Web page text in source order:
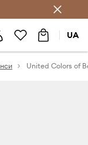
UA